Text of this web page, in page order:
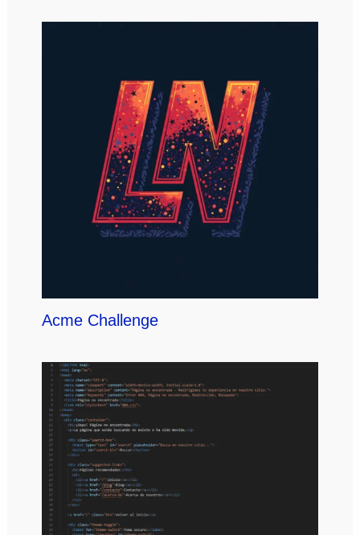
Acme Challenge